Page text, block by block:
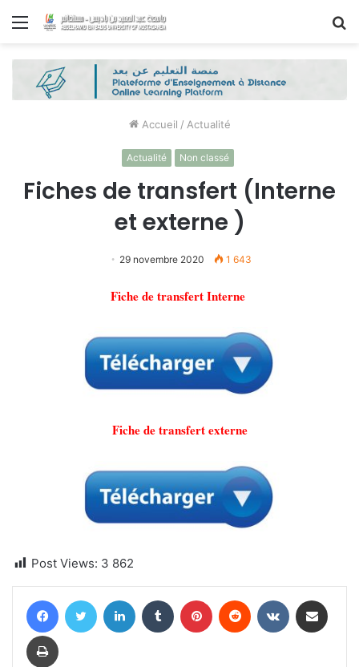
Menu
Accueil / Actualité
Actualité Non classé
Fiches de transfert (Interne
et externe )
29 novembre 2020 1 643
Fiche de transfert Interne
Fiche de transfert externe
Post Views: 3 862
FacebookTwitter Linkedin Tumblr Pinterest Reddit VKontakte
Imprimer